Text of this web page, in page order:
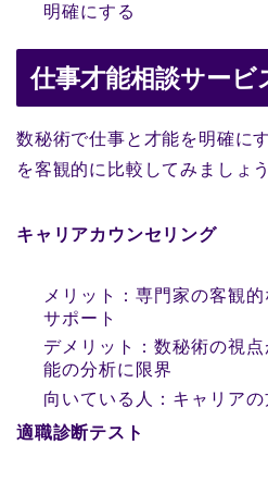
明確にする
仕事才能相談サービ
数秘術で仕事と才能を明確に
を客観的に比較してみましょう
キャリアカウンセリング
メリット：専門家の客観
サポート
デメリット：数秘術の視
能の分析に限界
向いている人：キャリア
適職診断テスト